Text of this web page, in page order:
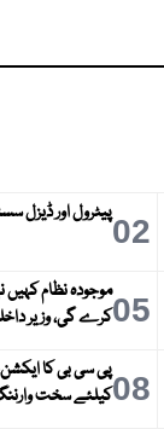
02پیٹرول اور ڈیزل
05موجودہ نظام
کرے گی، وزیر
08پی سی بی کا
کیلئے سخت